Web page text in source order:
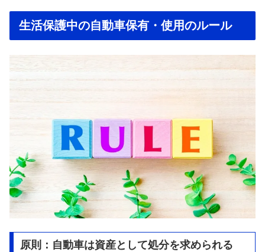
生活保護中の自動車保有・使用のルール
原則：自動車は資産として処分を求められる